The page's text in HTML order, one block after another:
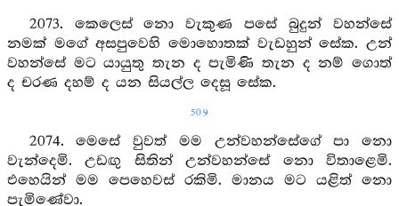
2073. කෙලෙස් නො වැකුණ පසේ බුදුන් වහන්සේ
නමක් මගේ අසපුවෙහි මොහොතක් වැඩහුන් සේක. උන්
වහන්සේ මට යායුතු තැන ද පැමිණි තැන ද නම් ගොත්
ද චරණ දහම් ද යන සියල්ල දෙසූ සේක.
509
2074. මෙසේ වුවත් මම උන්වහන්සේගේ පා නො
වැන්දෙමි. උඩඟු සිතින් උන්වහන්සේ නො විතාළෙමි.
එහෙයින් මම පෙහෙවස් රකිමි. මානය මට යළිත් නො
පැමිණේවා.